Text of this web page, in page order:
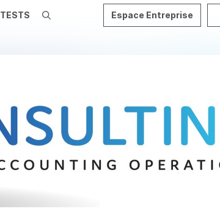
TESTS Recherche Espace Entreprise